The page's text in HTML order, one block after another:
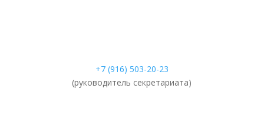
+7 (916) 503-20-23
(руководитель секретариата)